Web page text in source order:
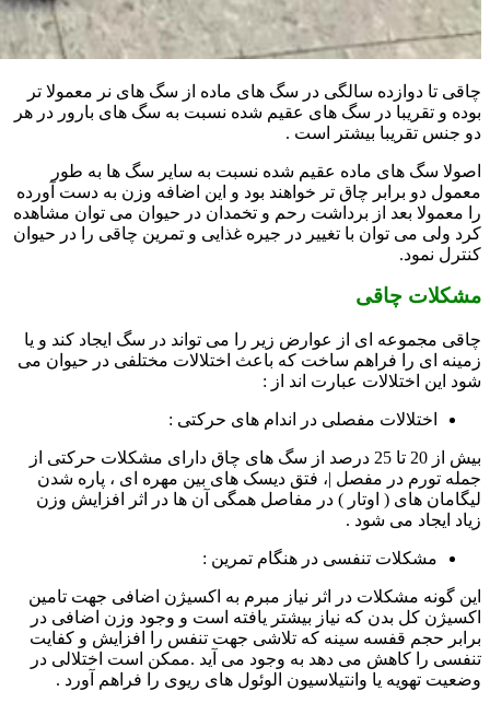
چاقی تا دوازده سالگی در سگ های ماده از سگ های نر معمولا تر
بوده و تقریبا در سگ های عقیم شده نسبت به سگ های بارور در هر
دو جنس تقریبا بیشتر است .
اصولا سگ های ماده عقیم شده نسبت به سایر سگ ها به طور
معمول دو برابر چاق تر خواهند بود و این اضافه وزن به دست آورده
را معمولا بعد از برداشت رحم و تخمدان در حیوان می توان مشاهده
کرد ولی می توان با تغییر در جیره غذایی و تمرین چاقی را در حیوان
کنترل نمود.
مشکلات چاقی
چاقی مجموعه ای از عوارض زیر را می تواند در سگ ایجاد کند و یا
زمینه ای را فراهم ساخت که باعث اختلالات مختلفی در حیوان می
شود این اختلالات عبارت اند از :
اختلالات مفصلی در اندام های حرکتی :
بیش از 20 تا 25 درصد از سگ های چاق دارای مشکلات حرکتی از
جمله تورم در مفصل |، فتق دیسک های بین مهره ای ، پاره شدن
لیگامان های ( اوتار ) در مفاصل همگی آن ها در اثر افزایش وزن
زیاد ایجاد می شود .
مشکلات تنفسی در هنگام تمرین :
این گونه مشکلات در اثر نیاز مبرم به اکسیژن اضافی جهت تامین
اکسیژن کل بدن که نیاز بیشتر یافته است و وجود وزن اضافی در
برابر حجم قفسه سینه که تلاشی جهت تنفس را افزایش و کفایت
تنفسی را کاهش می دهد به وجود می آید .ممکن است اختلالی در
وضعیت تهویه یا وانتیلاسیون الوئول های ریوی را فراهم آورد .